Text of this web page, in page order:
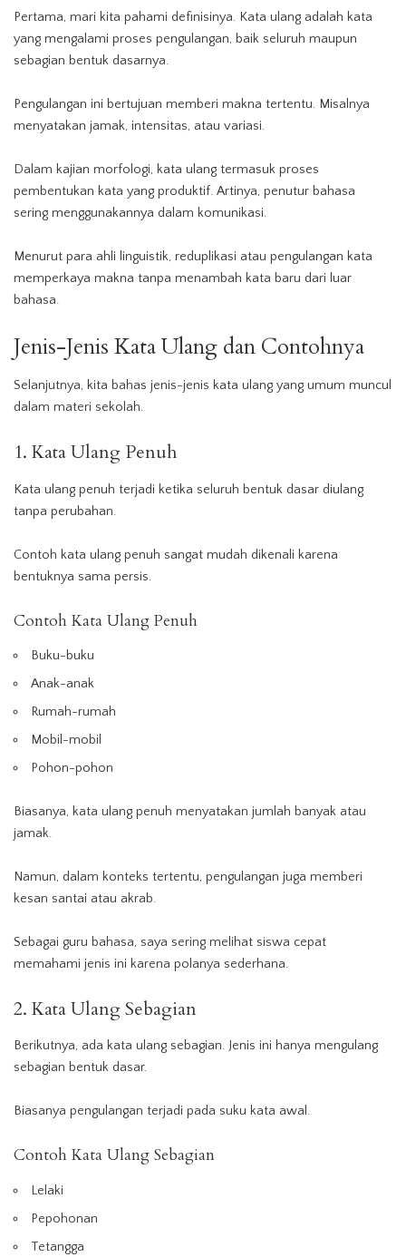
Pertama, mari kita pahami definisinya. Kata ulang adalah kata
yang mengalami proses pengulangan, baik seluruh maupun
sebagian bentuk dasarnya.
Pengulangan ini bertujuan memberi makna tertentu. Misalnya
menyatakan jamak, intensitas, atau variasi.
Dalam kajian morfologi, kata ulang termasuk proses
pembentukan kata yang produktif. Artinya, penutur bahasa
sering menggunakannya dalam komunikasi.
Menurut para ahli linguistik, reduplikasi atau pengulangan kata
memperkaya makna tanpa menambah kata baru dari luar
bahasa.
Jenis-Jenis Kata Ulang dan Contohnya
Selanjutnya, kita bahas jenis-jenis kata ulang yang umum muncul
dalam materi sekolah.
1. Kata Ulang Penuh
Kata ulang penuh terjadi ketika seluruh bentuk dasar diulang
tanpa perubahan.
Contoh kata ulang penuh sangat mudah dikenali karena
bentuknya sama persis.
Contoh Kata Ulang Penuh
Buku-buku
Anak-anak
Rumah-rumah
Mobil-mobil
Pohon-pohon
Biasanya, kata ulang penuh menyatakan jumlah banyak atau
jamak.
Namun, dalam konteks tertentu, pengulangan juga memberi
kesan santai atau akrab.
Sebagai guru bahasa, saya sering melihat siswa cepat
memahami jenis ini karena polanya sederhana.
2. Kata Ulang Sebagian
Berikutnya, ada kata ulang sebagian. Jenis ini hanya mengulang
sebagian bentuk dasar.
Biasanya pengulangan terjadi pada suku kata awal.
Contoh Kata Ulang Sebagian
Lelaki
Pepohonan
Tetangga